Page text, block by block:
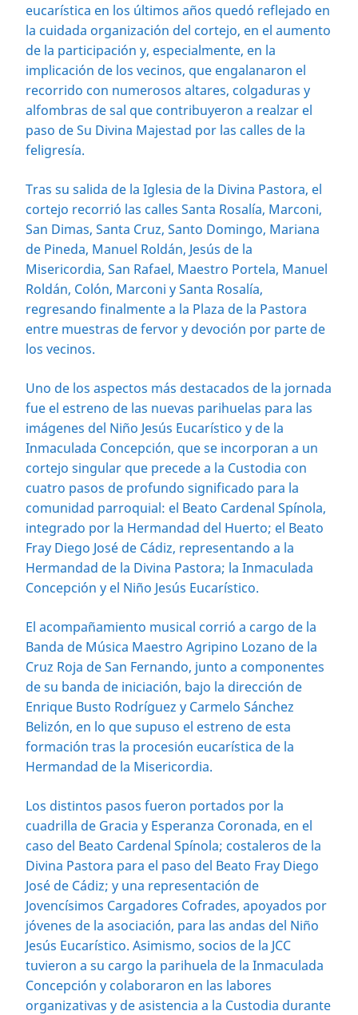
eucarística en los últimos años quedó reflejado en
la cuidada organización del cortejo, en el aumento
de la participación y, especialmente, en la
implicación de los vecinos, que engalanaron el
recorrido con numerosos altares, colgaduras y
alfombras de sal que contribuyeron a realzar el
paso de Su Divina Majestad por las calles de la
feligresía.
Tras su salida de la Iglesia de la Divina Pastora, el
cortejo recorrió las calles Santa Rosalía, Marconi,
San Dimas, Santa Cruz, Santo Domingo, Mariana
de Pineda, Manuel Roldán, Jesús de la
Misericordia, San Rafael, Maestro Portela, Manuel
Roldán, Colón, Marconi y Santa Rosalía,
regresando finalmente a la Plaza de la Pastora
entre muestras de fervor y devoción por parte de
los vecinos.
Uno de los aspectos más destacados de la jornada
fue el estreno de las nuevas parihuelas para las
imágenes del Niño Jesús Eucarístico y de la
Inmaculada Concepción, que se incorporan a un
cortejo singular que precede a la Custodia con
cuatro pasos de profundo significado para la
comunidad parroquial: el Beato Cardenal Spínola,
integrado por la Hermandad del Huerto; el Beato
Fray Diego José de Cádiz, representando a la
Hermandad de la Divina Pastora; la Inmaculada
Concepción y el Niño Jesús Eucarístico.
El acompañamiento musical corrió a cargo de la
Banda de Música Maestro Agripino Lozano de la
Cruz Roja de San Fernando, junto a componentes
de su banda de iniciación, bajo la dirección de
Enrique Busto Rodríguez y Carmelo Sánchez
Belizón, en lo que supuso el estreno de esta
formación tras la procesión eucarística de la
Hermandad de la Misericordia.
Los distintos pasos fueron portados por la
cuadrilla de Gracia y Esperanza Coronada, en el
caso del Beato Cardenal Spínola; costaleros de la
Divina Pastora para el paso del Beato Fray Diego
José de Cádiz; y una representación de
Jovencísimos Cargadores Cofrades, apoyados por
jóvenes de la asociación, para las andas del Niño
Jesús Eucarístico. Asimismo, socios de la JCC
tuvieron a su cargo la parihuela de la Inmaculada
Concepción y colaboraron en las labores
organizativas y de asistencia a la Custodia durante